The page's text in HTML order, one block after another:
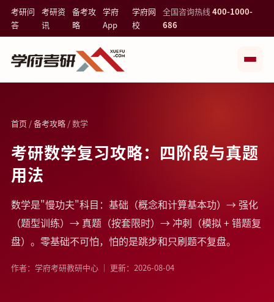
考研问
答
考研资
讯
备考攻
略
学府
App
学府网
校
全国咨询热线400-1000-
686
首页/备考攻略/ 数学
考研数学复习攻略：四阶段与真题
用法
数学是"慢功夫"科目：基础（概念和计算基本功）→ 强化
（题型训练）→ 真题（按套限时）→ 冲刺（模拟 + 错题复
盘）。零基础不可怕，怕的是跳步和只刷题不复盘。
作者：学府考研教研中心 ｜ 更新：2026-08-04